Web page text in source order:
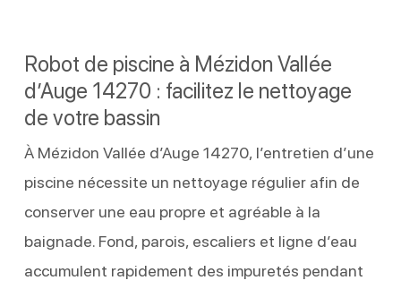
Robot de piscine à Mézidon Vallée
d’Auge 14270 : facilitez le nettoyage
de votre bassin
À Mézidon Vallée d’Auge 14270, l’entretien d’une
piscine nécessite un nettoyage régulier afin de
conserver une eau propre et agréable à la
baignade. Fond, parois, escaliers et ligne d’eau
accumulent rapidement des impuretés pendant